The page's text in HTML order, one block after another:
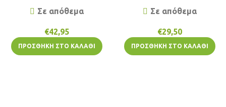
Σε απόθεμα
€42,95
ΠΡΟΣΘΉΚΗ ΣΤΟ ΚΑΛΆΘΙ
Σε απόθεμα
€29,50
ΠΡΟΣΘΉΚΗ ΣΤΟ ΚΑΛΆΘΙ